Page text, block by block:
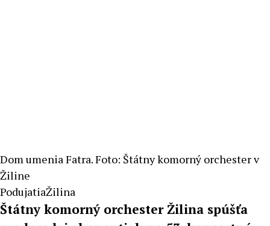
Dom umenia Fatra. Foto: Štátny komorný orchester v
Žiline
PodujatiaŽilina
Štátny komorný orchester Žilina spúšťa